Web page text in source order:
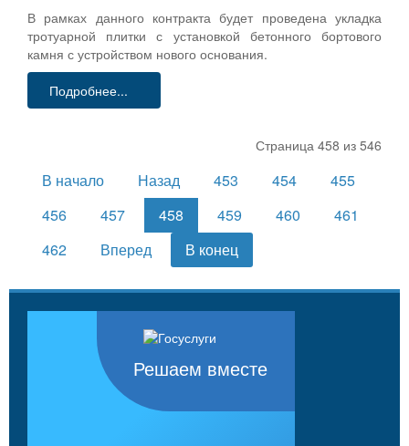
В рамках данного контракта будет проведена укладка
тротуарной плитки с установкой бетонного бортового
камня с устройством нового основания.
Подробнее...
Страница 458 из 546
В начало Назад 453 454
455
456
457 458 459 460
461
462
Вперед В конец
Решаем вместе